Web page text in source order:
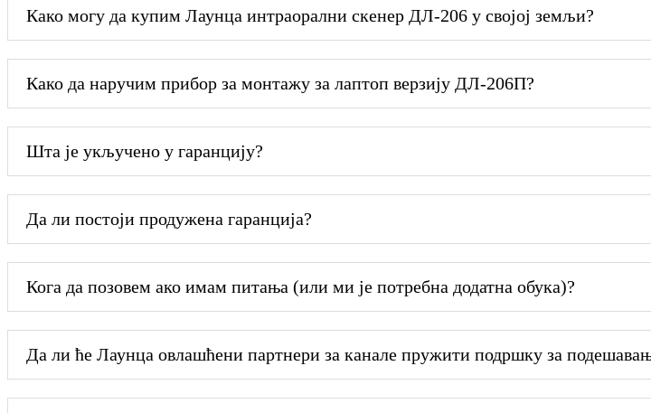
Како могу да купим Лаунца интраорални скенер ДЛ-206 у својој земљи?
Како да наручим прибор за монтажу за лаптоп верзију ДЛ-206П?
Шта је укључено у гаранцију?
Да ли постоји продужена гаранција?
Кога да позовем ако имам питања (или ми је потребна додатна обука)?
Да ли ће Лаунца овлашћени партнери за канале пружити подршку за